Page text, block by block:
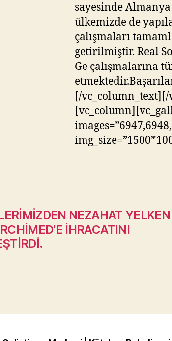
sayesinde
ülkemizde de
çalışmaları
getirilmiştir. Real
Ge çalışmalarına
[/
NEZAHAT YELKEN
İHRACATINI